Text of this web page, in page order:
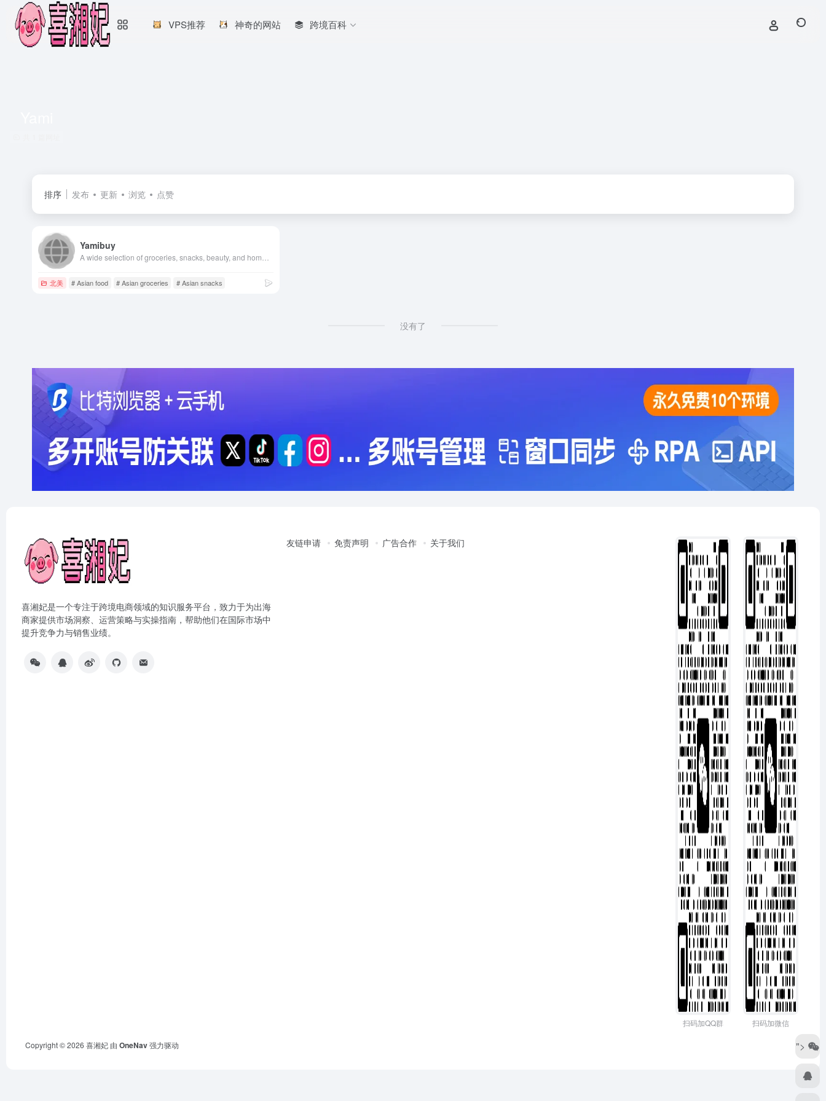
VPS推荐 神奇的网站 跨境百科
排序 发布 更新 浏览 点赞
Yamibuy
北美 # Asian food # Asian groceries # Asian snacks
没有了
喜湘妃是一个专注于跨境电商领域的知识服务平台，致力于为出海
商家提供市场洞察、运营策略与实操指南，帮助他们在国际市场中
提升竞争力与销售业绩。
友链申请 免责声明 广告合作 关于我们
扫码加QQ群 扫码加微信
Copyright © 2026 喜湘妃 由 OneNav强力驱动 ">